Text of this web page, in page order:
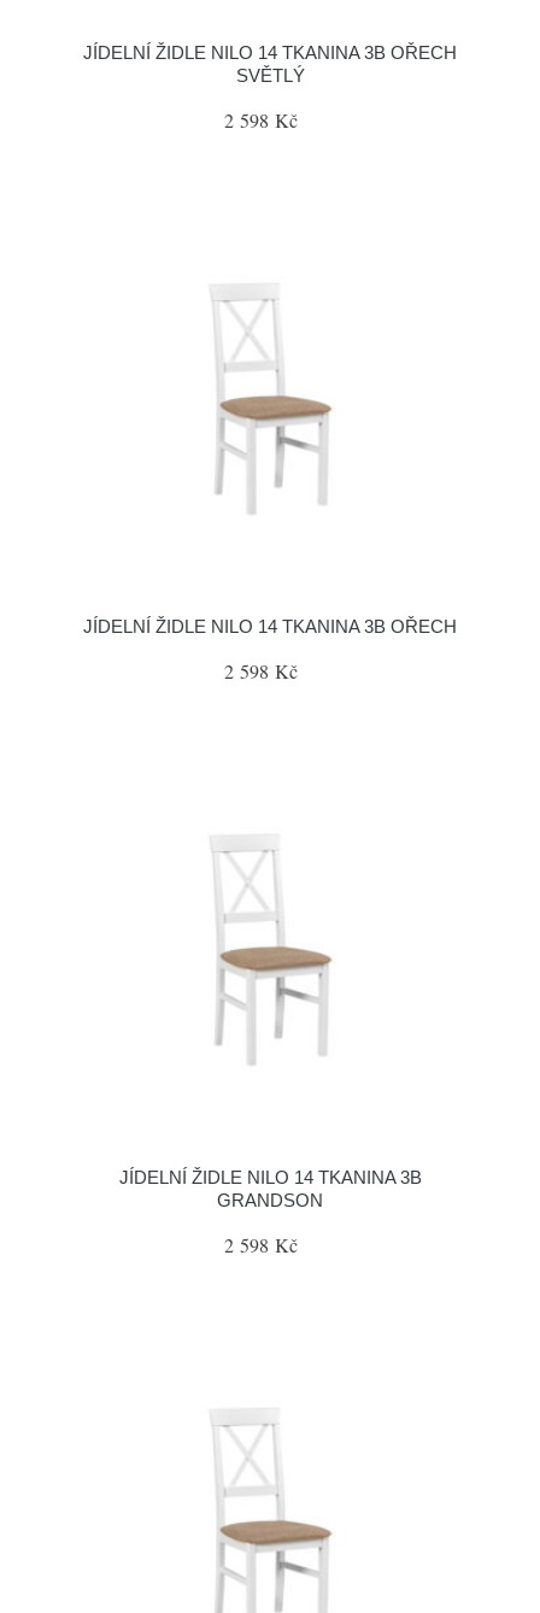
JÍDELNÍ ŽIDLE NILO 14 TKANINA 3B OŘECH
SVĚTLÝ
2 598 Kč
JÍDELNÍ ŽIDLE NILO 14 TKANINA 3B OŘECH
2 598 Kč
JÍDELNÍ ŽIDLE NILO 14 TKANINA 3B
GRANDSON
2 598 Kč